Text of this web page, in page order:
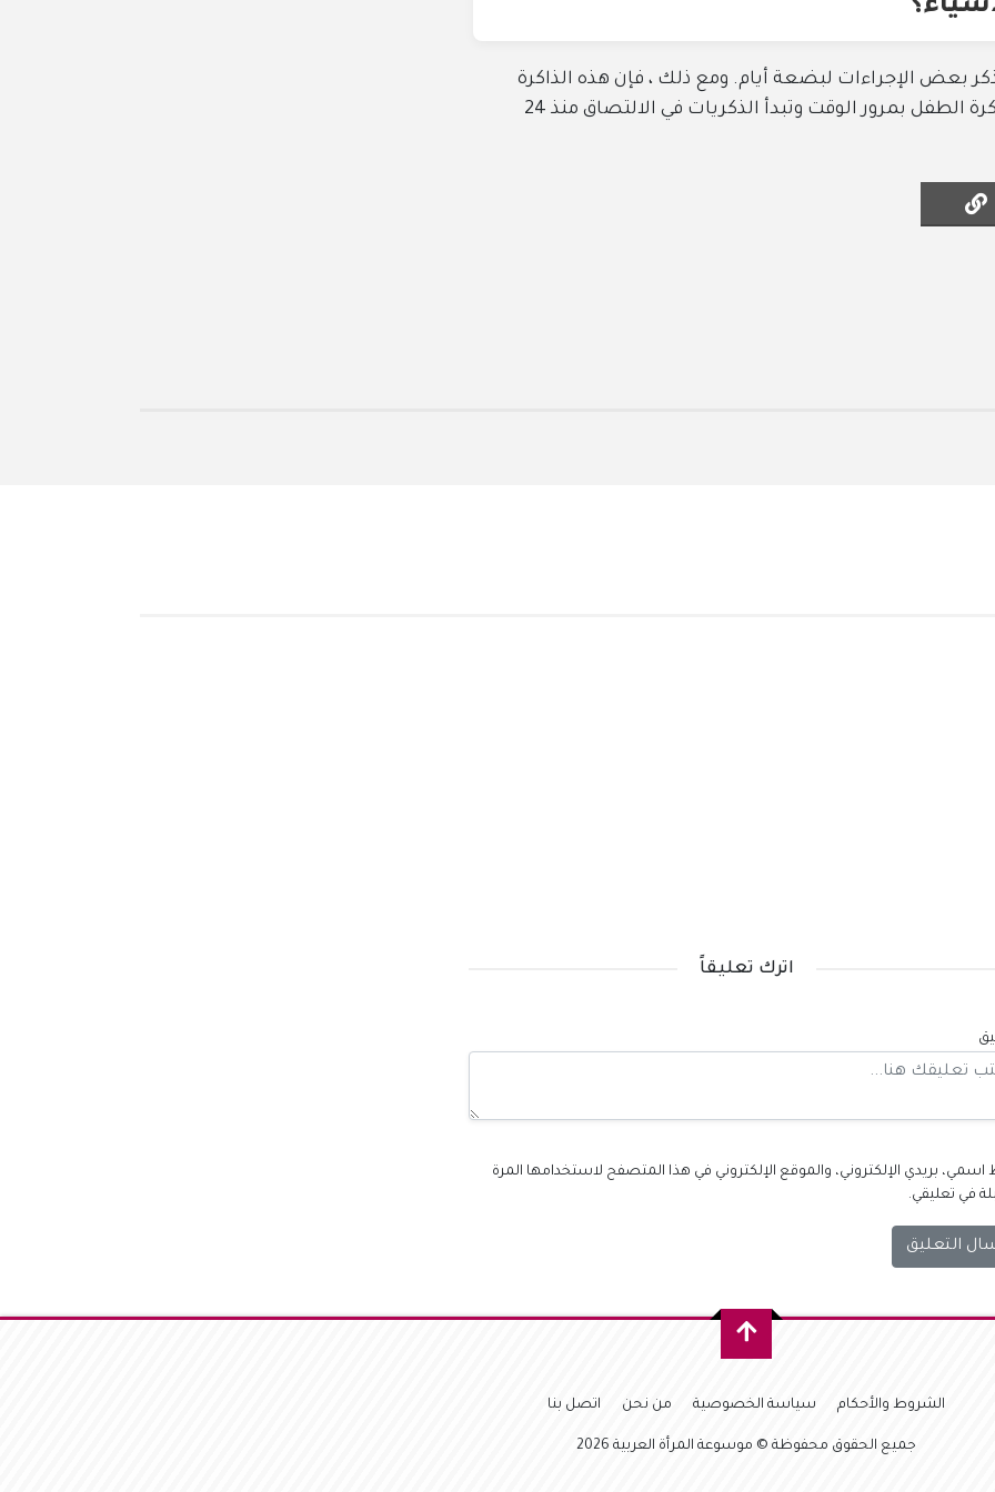
العمر 9 أشهر يمكنه تذكر بعض الإجراءات لبضعة أيام. ومع ذلك ، فإن هذه الذاكرة
قصيرة المدى وتتلاشى مع الوقت. تتحسن ذاكرة الطفل بمرور الوقت وتبدأ الذكريات في الالتصاق منذ 24
اترك تعليقاً
اسمي، بريدي الإلكتروني، والموقع الإلكتروني في هذا المتصفح لاستخدامها المرة
في تعليقي.
الشروط والأحكام سياسة الخصوصية من نحن اتصل بنا
جميع الحقوق محفوظة © موسوعة المرأة العربية 2026